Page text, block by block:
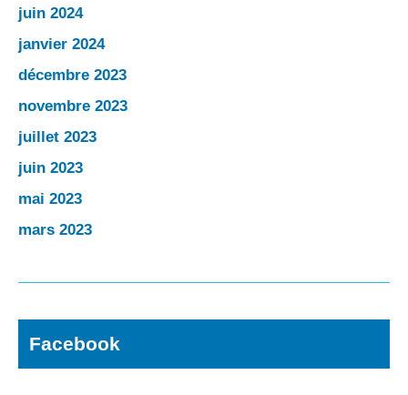
juin 2024
janvier 2024
décembre 2023
novembre 2023
juillet 2023
juin 2023
mai 2023
mars 2023
Facebook